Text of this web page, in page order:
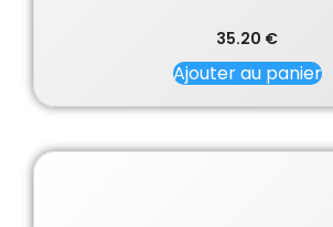
35.20 €
Ajouter au panier